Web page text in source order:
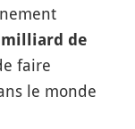
de
faire
le monde